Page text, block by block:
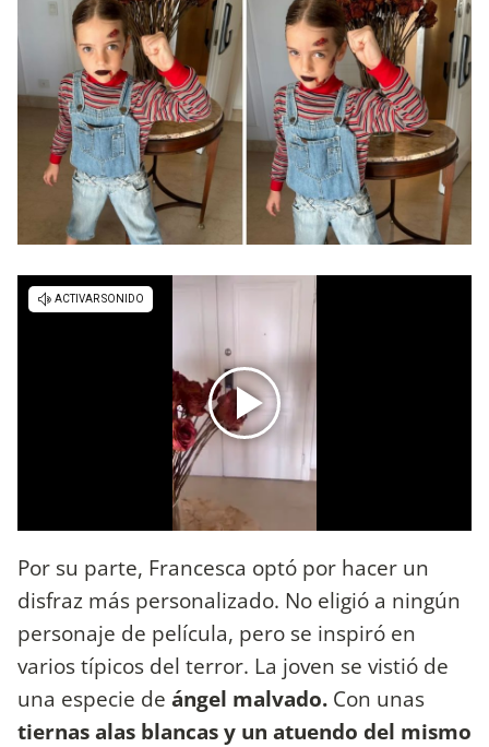
Por su parte, Francesca optó por hacer un
disfraz más personalizado. No eligió a ningún
personaje de película, pero se inspiró en
varios típicos del terror. La joven se vistió de
una especie de ángel malvado. Con unas
tiernas alas blancas y un atuendo del mismo